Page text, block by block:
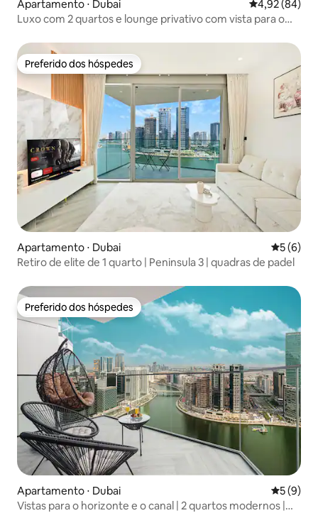
Apartamento ⋅ Dubai 4,92 de uma
4,92 (84)
Luxo com 2 quartos e lounge privativo com vista para o
Preferido dos hóspedes
Preferido dos hóspedes
Apartamento ⋅ Dubai 5 de
5 (6)
Retiro de elite de 1 quarto | Peninsula 3 | quadras de padel
Preferido dos hóspedes
Preferido dos hóspedes
Apartamento ⋅ Dubai 5 de
5 (9)
Vistas para o horizonte e o canal | 2 quartos modernos |